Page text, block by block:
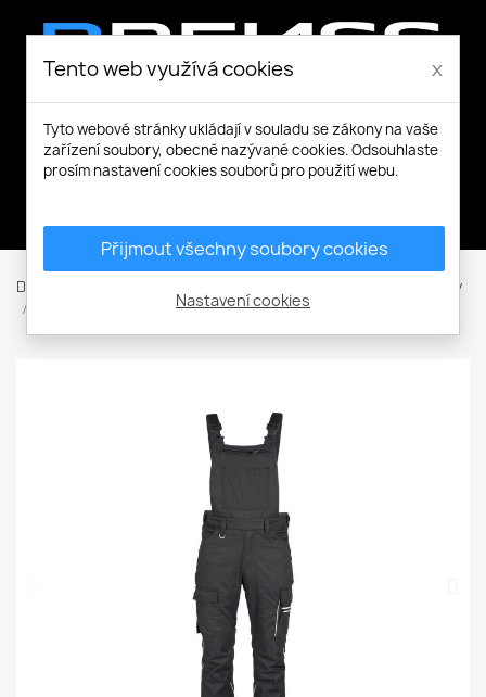
Domů
Kalhoty / Montérky
Laclové kalhoty TAURUS lacl kalhoty
Tento web využívá cookies x
Tyto webové stránky ukládají v souladu se zákony na vaše
zařízení soubory, obecně nazývané cookies. Odsouhlaste
prosím nastavení cookies souborů pro použití webu.
Přijmout všechny soubory cookies
Nastavení cookies